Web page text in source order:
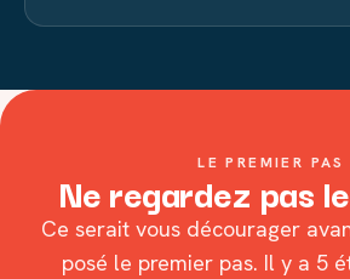
LE PREMIER PAS
Ne regardez pas
Ce serait vous décourager
posé le premier pas. Il y a 5